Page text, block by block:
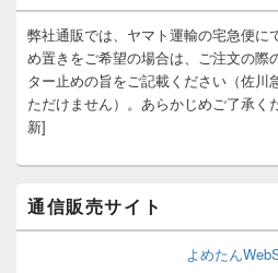
弊社通販では、ヤマト運輸の宅急便に
め置きをご希望の場合は、ご注文の際
ター止めの旨をご記載ください（佐川
ただけません）。あらかじめご了承く
新]
通信販売サイト
よめたん